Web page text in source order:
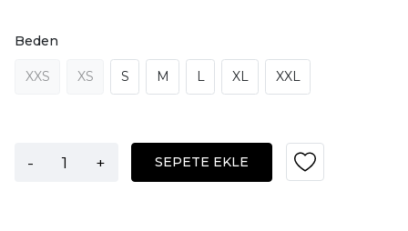
Beden
XXS XS S M L XL XXL
- + SEPETE EKLE